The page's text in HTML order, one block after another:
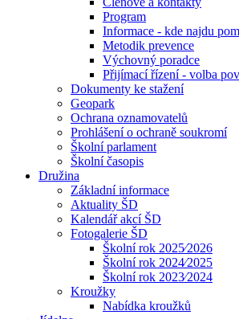
Program
Informace - kde najdu
Metodik prevence
Výchovný poradce
Přijímací řízení - volba
Dokumenty ke stažení
Geopark
Ochrana oznamovatelů
Prohlášení o ochraně soukromí
Školní parlament
Školní časopis
Družina
Základní informace
Aktuality ŠD
Kalendář akcí ŠD
Fotogalerie ŠD
Školní rok 2025⁄2026
Školní rok 2024⁄2025
Školní rok 2023⁄2024
Kroužky
Nabídka kroužků